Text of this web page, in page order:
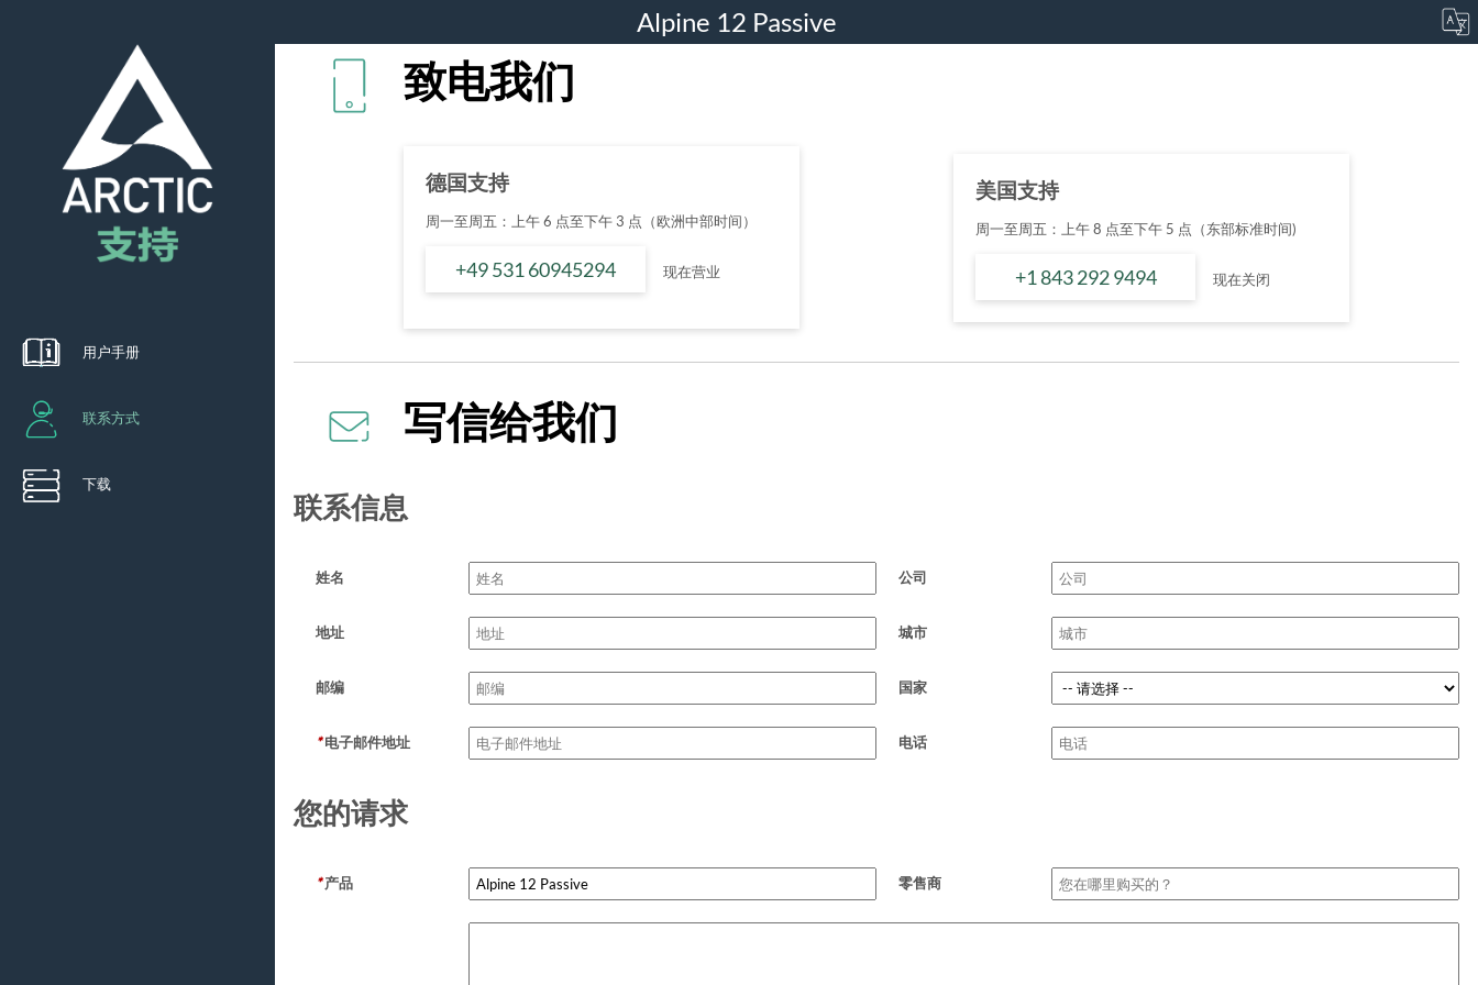
Alpine 12 Passive
用户手册
联系方式
下载
致电我们
德国支持
周一至周五：上午 6 点至下午 3 点（欧洲中部时间）
+49 531 60945294 现在营业
美国支持
周一至周五：上午 8 点至下午 5 点（东部标准时间)
+1 843 292 9494 现在关闭
写信给我们
联系信息
姓名 公司
地址 城市
邮编 国家
*电子邮件地址 电话
您的请求
*产品 零售商